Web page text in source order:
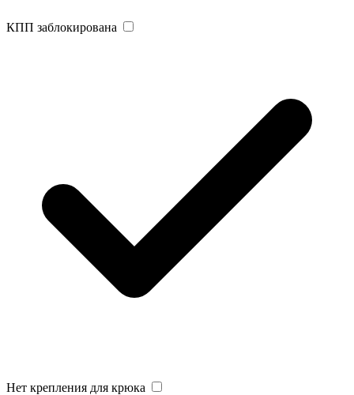
КПП заблокирована
Нет крепления для крюка